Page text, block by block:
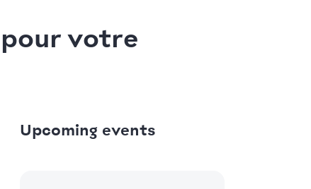
votre
Upcoming events